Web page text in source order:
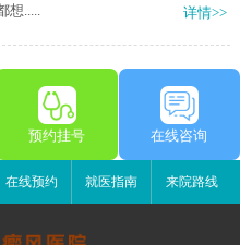
.....
详情>>
预约挂号 在线咨询
在线预约 就医指南 来院路线